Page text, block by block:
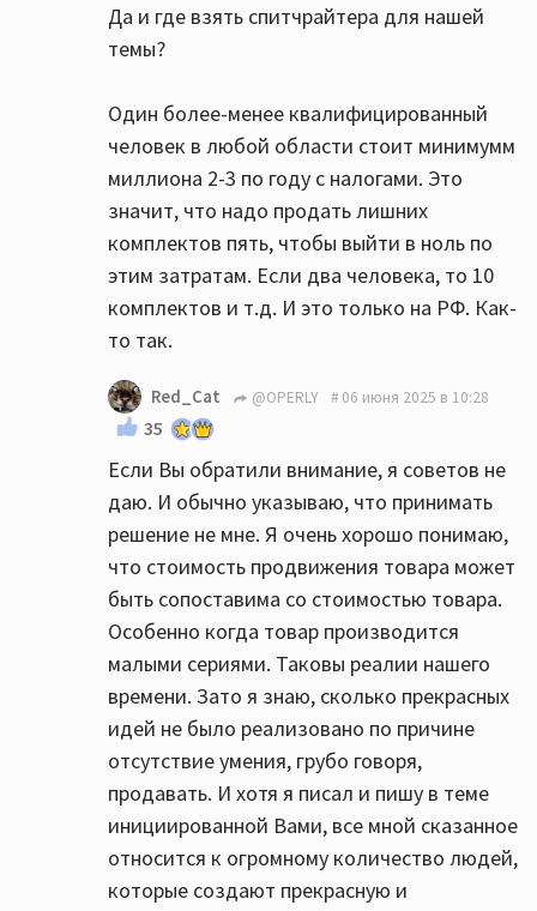
Да и где взять спитчрайтера для нашей
темы?
Один более-менее квалифицированный
человек в любой области стоит минимумм
миллиона 2-3 по году с налогами. Это
значит, что надо продать лишних
комплектов пять, чтобы выйти в ноль по
этим затратам. Если два человека, то 10
комплектов и т.д. И это только на РФ. Как-
то так.
Red_Cat @OPERLY 06 июня 2025 в 10:28
35
Если Вы обратили внимание, я советов не
даю. И обычно указываю, что принимать
решение не мне. Я очень хорошо понимаю,
что стоимость продвижения товара может
быть сопоставима со стоимостью товара.
Особенно когда товар производится
малыми сериями. Таковы реалии нашего
времени. Зато я знаю, сколько прекрасных
идей не было реализовано по причине
отсутствие умения, грубо говоря,
продавать. И хотя я писал и пишу в теме
инициированной Вами, все мной сказанное
относится к огромному количество людей,
которые создают прекрасную и